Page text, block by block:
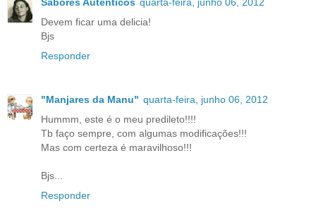
Sabores Autenticos quarta-feira, junho 06, 2012
Devem ficar uma delicia!
Bjs
Responder
"Manjares da Manu" quarta-feira, junho 06, 2012
Hummm, este é o meu predileto!!!!
Tb faço sempre, com algumas modificações!!!
Mas com certeza é maravilhoso!!!
Bjs...
Responder